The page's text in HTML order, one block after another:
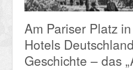
Am Pariser Platz
Hotels
Geschichte – das